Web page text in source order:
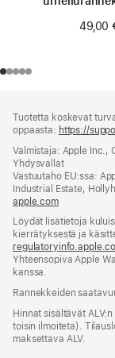
49,00
Tuotetta koskevat
oppaasta: https://
Valmistaja: Apple Inc.,
Yhdysvallat
Vastuutaho EU:ssa:
Industrial Estate,
apple.com(avautuu
uuteen
ikkunaan)
Löydät lisätietoja
kierrätyksestä ja
Yhteensopiva Apple
kanssa.
Rannekkeiden
Hinnat sisältävät
toisin ilmoiteta).
maksettava ALV.